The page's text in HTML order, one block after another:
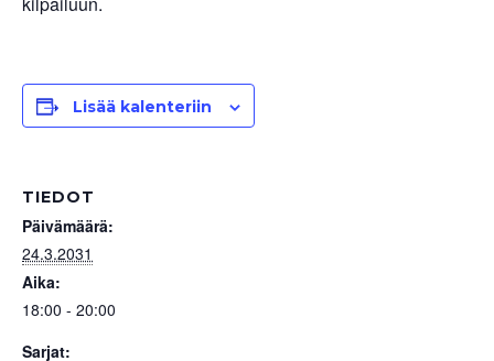
Lisää kalenteriin
TIEDOT
Päivämäärä:
24.3.2031
Aika:
18:00 - 20:00
Sarjat: